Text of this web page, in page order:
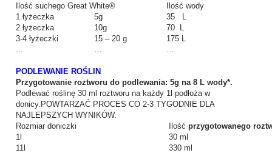
Ilość suchego Great White®
Ilość wody
1 łyżeczka
5g
35 L
2 łyżeczka
10g
70 L
3-4 łyżeczki
15 – 20 g
175 L
PODLEWANIE ROŚLIN
Przygotowanie roztworu do podlewania: 5g na 8 L wody*.
Podlewać roślinę 30 ml roztworu na każdy 1l podłoża w
donicy.POWTARZAĆ PROCES CO 2-3 TYGODNIE DLA
NAJLEPSZYCH WYNIKÓW.
Rozmiar doniczki
Ilość przygotowanego
1l
30 ml
11l
330 ml